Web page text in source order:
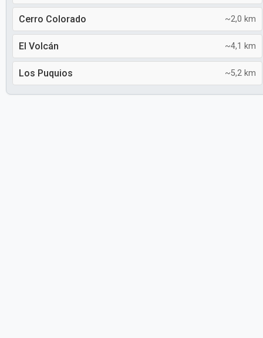
Cerro Colorado ~2,0 km
El Volcán ~4,1 km
Los Puquios ~5,2 km